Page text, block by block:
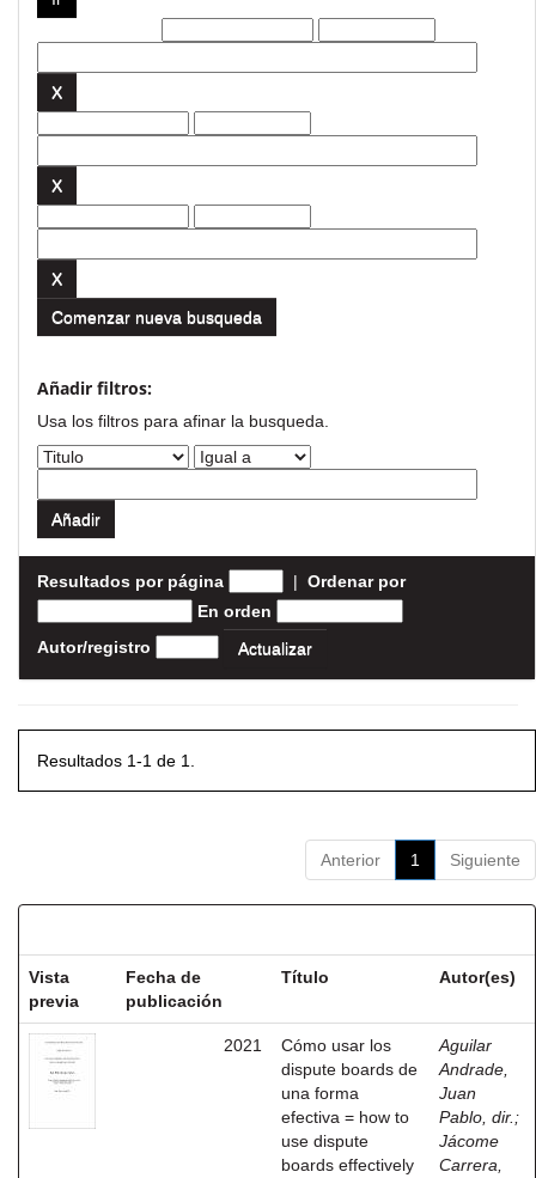
Comenzar nueva busqueda
Añadir filtros:
Usa los filtros para afinar la busqueda.
Resultados por página | Ordenar por
En orden
Autor/registro
Resultados 1-1 de 1.
Anterior 1 Siguiente
Vista
previa
Fecha de
publicación
Título Autor(es)
2021
Cómo usar los
dispute boards de
una forma
efectiva = how to
use dispute
boards effectively
Aguilar
Andrade,
Juan
Pablo, dir. ;
Jácome
Carrera,